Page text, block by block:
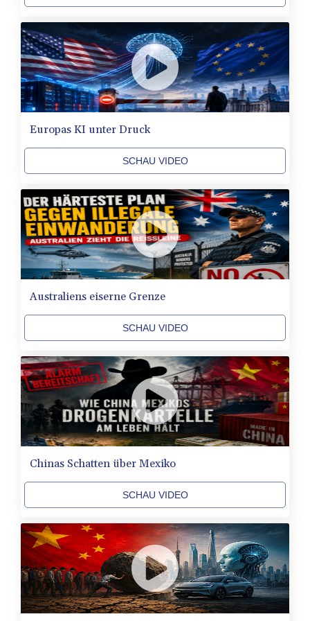
CNY 7.801146
CNH 7.796152
COP
3650.105178
CRC 525.509359
CUC 1.156136
CUP 30.637594
CVE 110.646682
DJF 205.46888
DKK 7.477932
DOP 67.345355
DZD 153.688625
EGP 57.293288
ERN 17.342035
ETB 184.982115
FJD 2.553384
FKP 0.8566
GBP 0.856968
GEL 3.017966
GGP 0.8566
GHS 13.596606
GIP 0.8566
GMD 84.980421
GNF
10145.090599
GTQ 8.820142
GYD 241.849406
HKD 9.067746
HRK 7.536622
HTG 151.150865
HUF 363.096405
IDR
20580.370421
ILS 3.468234
IMP 0.8566
INR 109.992259
IQD
1515.115748
Europas KI unter Druck
SCHAU VIDEO
Australiens eiserne Grenze
SCHAU VIDEO
Chinas Schatten über Mexiko
SCHAU VIDEO